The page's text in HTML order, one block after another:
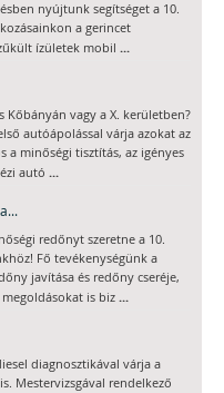
nyújtunk segítséget a 10.
a gerincet
ízületek mobil ...
Kőbányán vagy a X. kerületben?
autóápolással várja azokat az
minőségi tisztítás, az igényes
autó ...
redőnyt szeretne a 10.
Fő tevékenységünk a
javítása és redőny cseréje,
is biz ...
diagnosztikával várja a
Mestervizsgával rendelkező